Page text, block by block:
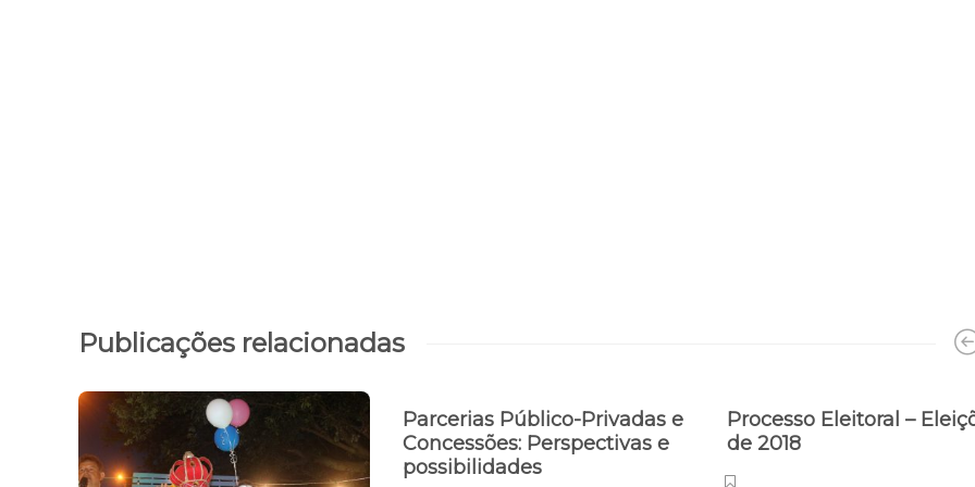
Publicações relacionadas
Parcerias Público-Privadas e
Concessões: Perspectivas e
possibilidades
Processo Eleitoral –
de 2018